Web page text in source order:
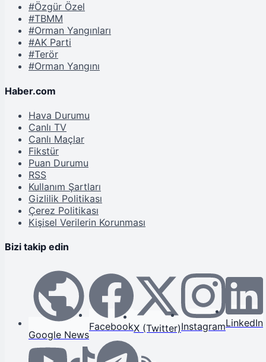
#Özgür Özel
#TBMM
#Orman Yangınları
#AK Parti
#Terör
#Orman Yangını
Haber.com
Hava Durumu
Canlı TV
Canlı Maçlar
Fikstür
Puan Durumu
RSS
Kullanım Şartları
Gizlilik Politikası
Çerez Politikası
Kişisel Verilerin Korunması
Bizi takip edin
Google News
FacebookX (Twitter)InstagramLinkedIn